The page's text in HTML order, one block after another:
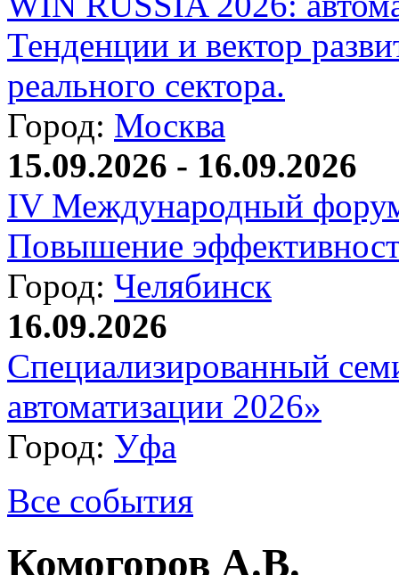
Тенденции и вектор
реального сектора.
Город: Москва
15.09.2026 - 16.09.2026
IV Международный
Повышение
Город: Челябинск
16.09.2026
Специализированный
автоматизации 2026»
Город: Уфа
Все события
Комогоров А.В.